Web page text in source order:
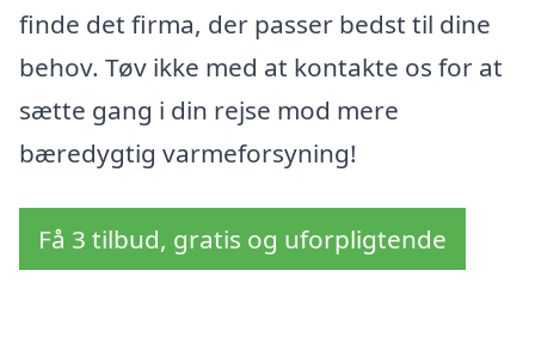
finde det firma, der passer bedst til dine
behov. Tøv ikke med at kontakte os for at
sætte gang i din rejse mod mere
bæredygtig varmeforsyning!
Få 3 tilbud, gratis og uforpligtende